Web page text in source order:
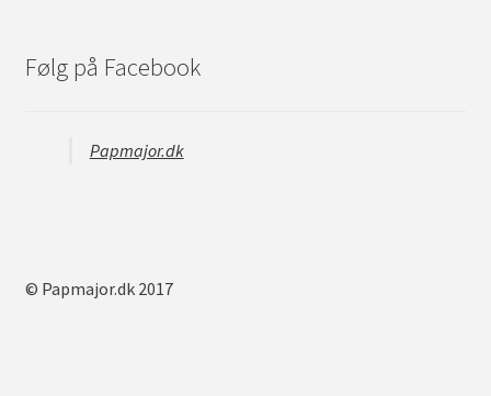
Følg på Facebook
Papmajor.dk
© Papmajor.dk 2017